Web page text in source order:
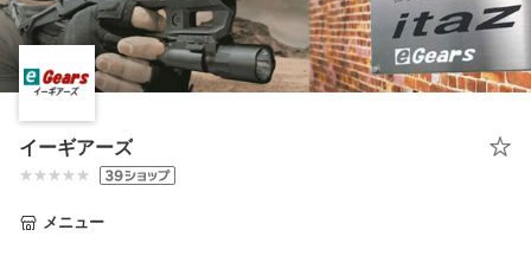
イーギアーズ
メニュー